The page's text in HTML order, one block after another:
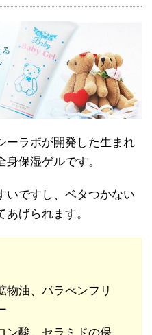
ーラボが開発した生まれ
保湿ゲルです。
いですし、ベタつかない
げられます。
物油、パラべンフリ